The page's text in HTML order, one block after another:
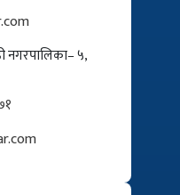
नगरपालिका– ५,